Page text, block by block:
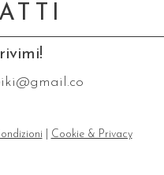
Cookie & Privacy